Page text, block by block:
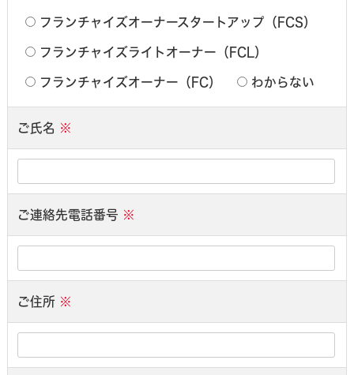
フランチャイズオーナースタートアップ（FCS）
フランチャイズライトオーナー（FCL）
フランチャイズオーナー（FC）
わからない
ご氏名 ※
ご連絡先電話番号 ※
ご住所 ※